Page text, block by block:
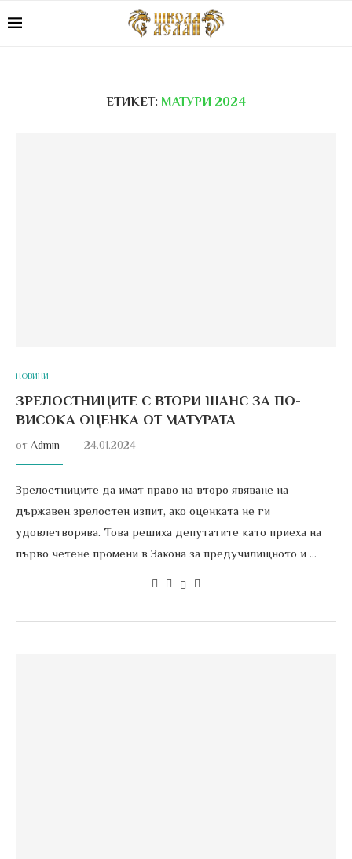
ЕТИКЕТ: МАТУРИ 2024
НОВИНИ
ЗРЕЛОСТНИЦИТЕ С ВТОРИ ШАНС ЗА ПО-
ВИСОКА ОЦЕНКА ОТ МАТУРАТА
от Admin 24.01.2024
Зрелостниците да имат право на второ явяване на
държавен зрелостен изпит, ако оценката не ги
удовлетворява. Това решиха депутатите като приеха на
първо четене промени в Закона за предучилищното и …